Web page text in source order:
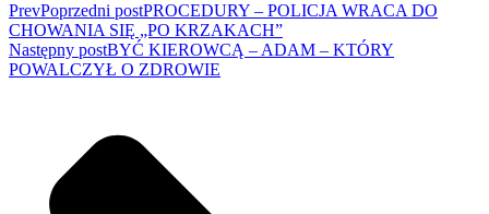
PrevPoprzedni postPROCEDURY – POLICJA WRACA DO
CHOWANIA SIĘ „PO KRZAKACH”
Następny postBYĆ KIEROWCĄ – ADAM – KTÓRY
POWALCZYŁ O ZDROWIE